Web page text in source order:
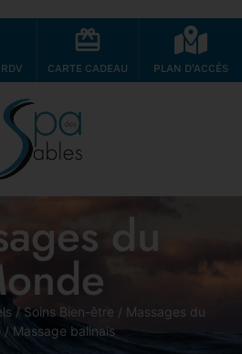
CARTE CADEAU PLAN D'ACCÉS
du
/ Soins Bien-être / Massages du
/ Massage balinais